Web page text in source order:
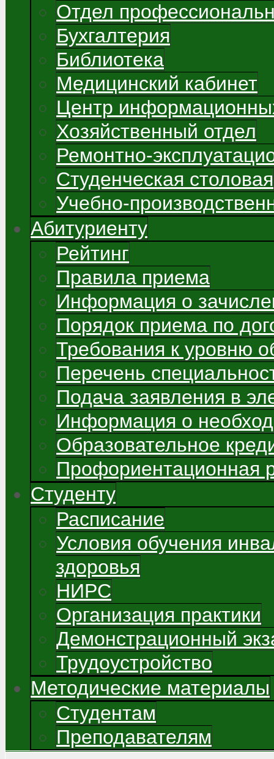
Отдел
Бухгалтерия
Библиотека
Медицинский кабинет
Центр
Хозяйственный отдел
Ремонтно-
Студенческая столовая
Учебно-
Абитуриенту
Рейтинг
Правила приема
Информация о
Порядок приема по
Требования к уровню
Перечень
Подача заявления в
Информация о
Образовательное
Профориентационная
Студенту
Расписание
Условия обучения
здоровья
НИРС
Организация практики
Демонстрационный
Трудоустройство
Методические материалы
Студентам
Преподавателям